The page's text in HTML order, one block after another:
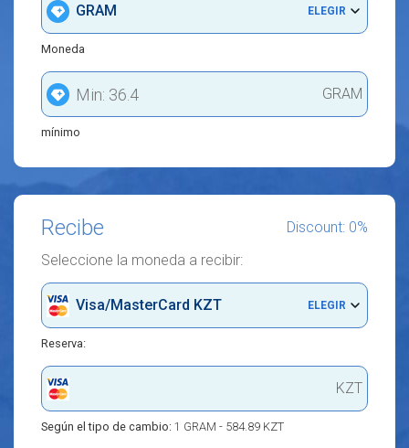
GRAM ELEGIR
Moneda
GRAM
mínimo
Recibe
Discount: 0%
Seleccione la moneda a recibir:
Visa/MasterCard KZT ELEGIR
Reserva:
KZT
Según el tipo de cambio: 1 GRAM - 584.89 KZT